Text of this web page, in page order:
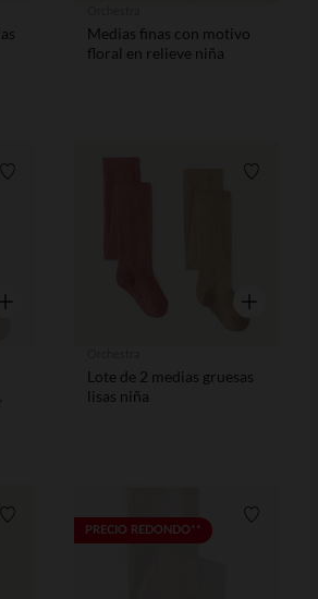
Medias finas con motivo
floral en relieve niña
rápida Vista rápida
Lote de 2 medias gruesas
lisas niña
Lista de requisitosPRECIO REDONDO**